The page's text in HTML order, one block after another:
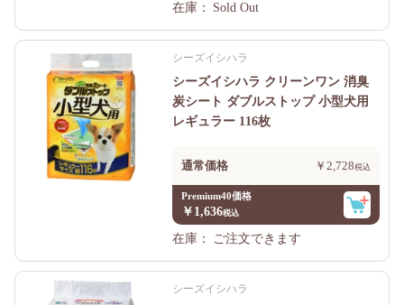
在庫：
Sold Out
シーズイシハラ
シーズイシハラ クリーンワン 消臭
炭シート ダブルストップ 小型犬用
レギュラー 116枚
通常価格 ￥2,728
Premium40価格
￥1,636
在庫：
ご注文できます
シーズイシハラ